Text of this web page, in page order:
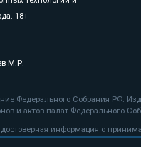
18+
М.Р.
Федерального Собрания РФ.
и актов палат Федерального
информация о